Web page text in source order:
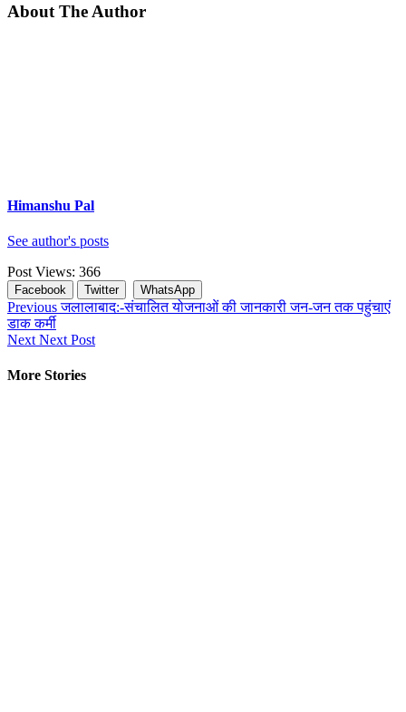
About The Author
Himanshu Pal
See author's posts
Post Views: 366
Facebook Twitter WhatsApp
Continue
Reading
Previousजलालाबाद:-संचालित योजनाओं की जानकारी जन-जन तक पहुंचाएं
डाक कर्मी
Next Next Post
More Stories